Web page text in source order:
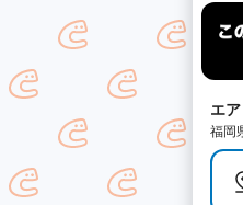
エ
福岡